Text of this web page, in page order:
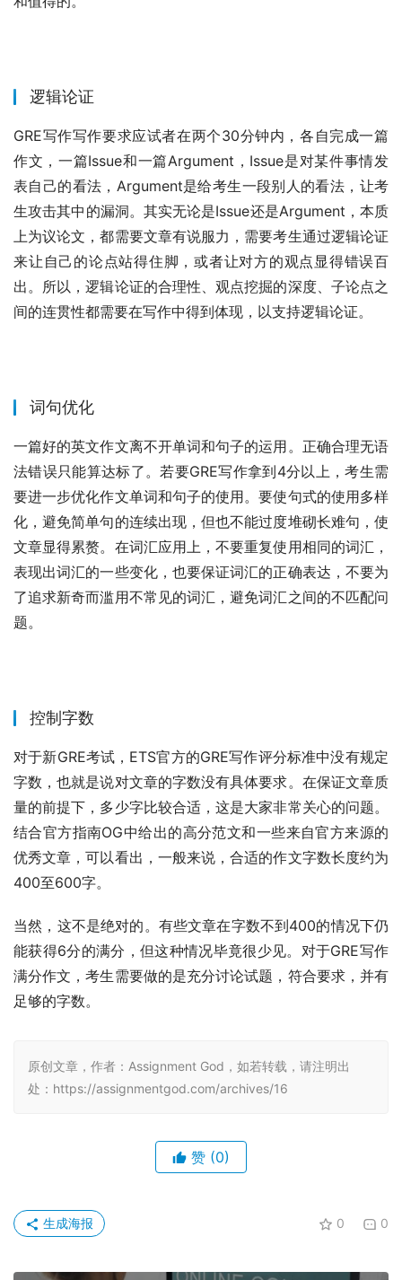
逻辑论证
GRE写作写作要求应试者在两个30分钟内，各自完成一篇
作文，一篇Issue和一篇Argument，Issue是对某件事情发
表自己的看法，Argument是给考生一段别人的看法，让考
生攻击其中的漏洞。其实无论是Issue还是Argument，本质
上为议论文，都需要文章有说服力，需要考生通过逻辑论证
来让自己的论点站得住脚，或者让对方的观点显得错误百
出。所以，逻辑论证的合理性、观点挖掘的深度、子论点之
间的连贯性都需要在写作中得到体现，以支持逻辑论证。
词句优化
一篇好的英文作文离不开单词和句子的运用。正确合理无语
法错误只能算达标了。若要GRE写作拿到4分以上，考生需
要进一步优化作文单词和句子的使用。要使句式的使用多样
化，避免简单句的连续出现，但也不能过度堆砌长难句，使
文章显得累赘。在词汇应用上，不要重复使用相同的词汇，
表现出词汇的一些变化，也要保证词汇的正确表达，不要为
了追求新奇而滥用不常见的词汇，避免词汇之间的不匹配问
题。
控制字数
对于新GRE考试，ETS官方的GRE写作评分标准中没有规定
字数，也就是说对文章的字数没有具体要求。在保证文章质
量的前提下，多少字比较合适，这是大家非常关心的问题。
结合官方指南OG中给出的高分范文和一些来自官方来源的
优秀文章，可以看出，一般来说，合适的作文字数长度约为
400至600字。
当然，这不是绝对的。有些文章在字数不到400的情况下仍
能获得6分的满分，但这种情况毕竟很少见。对于GRE写作
满分作文，考生需要做的是充分讨论试题，符合要求，并有
足够的字数。
原创文章，作者：Assignment God，如若转载，请注明出
处：https://assignmentgod.com/archives/16
赞 (0)
0 0
生成海报